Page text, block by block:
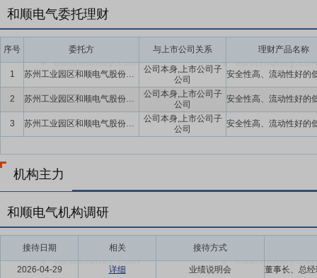
和顺电气委托理财
序号 委托方 与上市公司关系 理财产品名称
1 苏州工业园区和顺电气股份有限公司及子公司
公司本身,上市公司子
公司
2
苏州工业园区和顺电气股份有限公司及子公司
公司本身,上市公司子
公司
3
苏州工业园区和顺电气股份有限公司及子公司
公司本身,上市公司子
公司
机构主力
和顺电气机构调研
接待日期 相关 接待方式
2026-04-29 详细
业绩说明会